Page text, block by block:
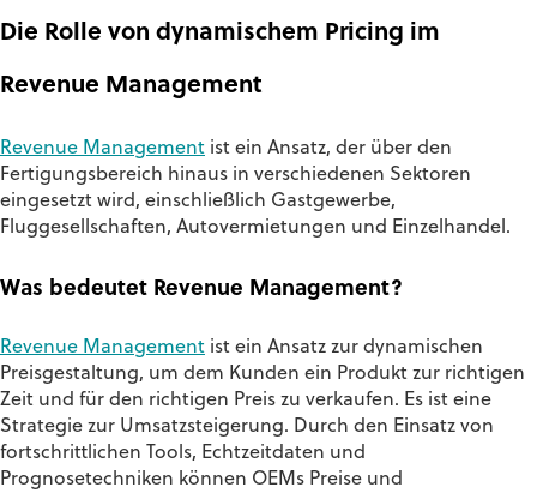
Die Rolle von dynamischem Pricing im
Revenue Management
Revenue Management ist ein Ansatz, der über den
Fertigungsbereich hinaus in verschiedenen Sektoren
eingesetzt wird, einschließlich Gastgewerbe,
Fluggesellschaften, Autovermietungen und Einzelhandel.
Was bedeutet Revenue Management?
Revenue Management ist ein Ansatz zur dynamischen
Preisgestaltung, um dem Kunden ein Produkt zur richtigen
Zeit und für den richtigen Preis zu verkaufen. Es ist eine
Strategie zur Umsatzsteigerung. Durch den Einsatz von
fortschrittlichen Tools, Echtzeitdaten und
Prognosetechniken können OEMs Preise und